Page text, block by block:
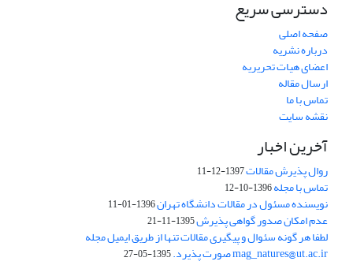
دسترسی سریع
صفحه اصلی
درباره نشریه
اعضای هیات تحریریه
ارسال مقاله
تماس با ما
نقشه سایت
آخرین اخبار
روال پذیرش مقالات1397-12-11
تماس با مجله1396-10-12
نویسنده مسئول در مقالات دانشگاه تهران1396-01-11
عدم امکان صدور گواهی پذیرش1395-11-21
لطفا هر گونه سئوال و پیگیری مقالات تنها از طریق ایمیل مجله
mag_natures@ut.ac.ir صورت پذیرد. 1395-05-27